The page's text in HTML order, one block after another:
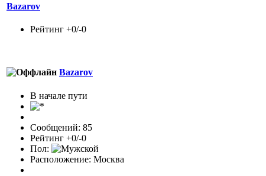
Bazarov
Рейтинг +0/-0
Bazarov
В начале пути
Сообщений: 85
Рейтинг +0/-0
Пол:
Расположение: Москва